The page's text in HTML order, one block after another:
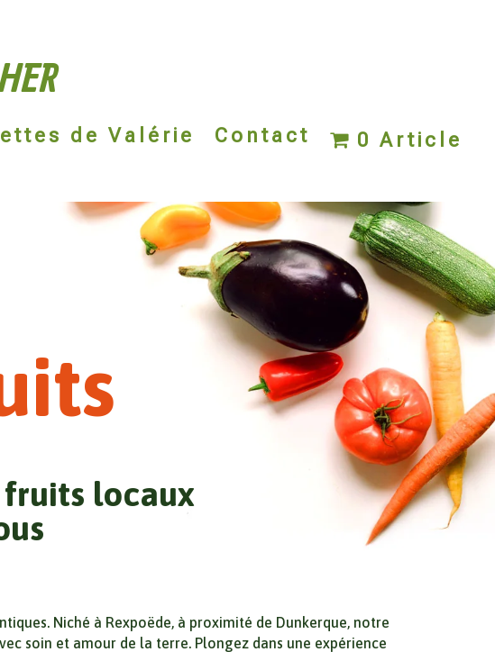
de Valérie Contact 0 Article
locaux
Niché à Rexpoëde, à proximité de Dunkerque, notre
soin et amour de la terre. Plongez dans une expérience